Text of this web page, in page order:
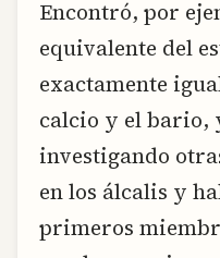
Encontró, por
equivalente del
exactamente
calcio y el bario,
investigando
en los álcalis y
primeros